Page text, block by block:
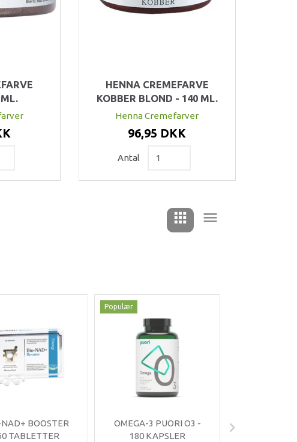
HENNA CREMEFARVE
KOBBER BLOND - 140 ML.
Henna Cremefarver
96,95 DKK
Antal
BOOSTER
TABLETTER
Populær
OMEGA-3 PUORI O3 -
180 KAPSLER